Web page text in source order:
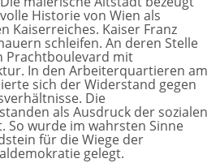
Historie von Wien als
Kaiserreiches. Kaiser Franz
schleifen. An deren Stelle
Prachtboulevard mit
In den Arbeiterquartieren am
sich der Widerstand gegen
Die
als Ausdruck der sozialen
So wurde im wahrsten Sinne
für die Wiege der
gelegt.